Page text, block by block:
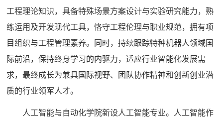
工程理论知识，具备特殊场景方案设计与实验研究能力，熟
练运用及开发现代工具，恪守工程伦理与职业规范，拥有项
目组织与工程管理素养。同时，持续跟踪特种机器人领域国
际前沿，保持终身学习的内驱力，适应行业智能化发展需
求，最终成长为兼具国际视野、团队协作精神和创新创业潜
质的行业领军人才。
人工智能与自动化学院新设人工智能专业。人工智能作